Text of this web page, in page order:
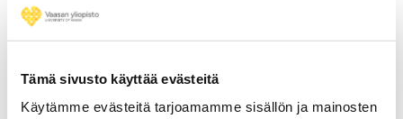
Tämä sivusto käyttää evästeitä
Käytämme evästeitä tarjoamamme sisällön ja mainosten